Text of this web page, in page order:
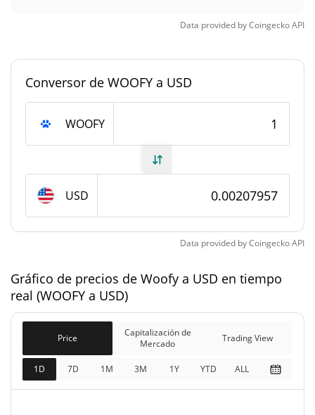
Rango en el mercado
Suministro de Woofy
Suministro total 14.059.802,056 WOOFY
Suministro máximo 0 WOOFY
Capitalización de
Mercado
9.39%
Capitalización de
mercado
completamente diluida
0.19%
Data provided byCoingeckoAPI
Conversor de WOOFY a USD
WOOFY
USD
Data provided byCoingeckoAPI
Gráfico de precios de Woofy a USD en tiempo
real (WOOFY a USD)
Price
Capitalización de
Mercado
Trading View
1D 7D 1M 3M 1Y YTD ALL